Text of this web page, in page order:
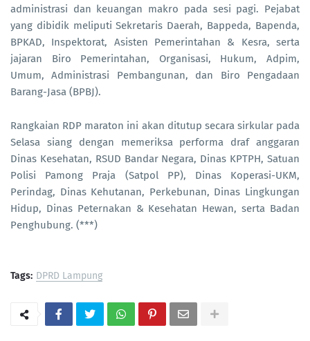
administrasi dan keuangan makro pada sesi pagi. Pejabat
yang dibidik meliputi Sekretaris Daerah, Bappeda, Bapenda,
BPKAD, Inspektorat, Asisten Pemerintahan & Kesra, serta
jajaran Biro Pemerintahan, Organisasi, Hukum, Adpim,
Umum, Administrasi Pembangunan, dan Biro Pengadaan
Barang-Jasa (BPBJ).
Rangkaian RDP maraton ini akan ditutup secara sirkular pada
Selasa siang dengan memeriksa performa draf anggaran
Dinas Kesehatan, RSUD Bandar Negara, Dinas KPTPH, Satuan
Polisi Pamong Praja (Satpol PP), Dinas Koperasi-UKM,
Perindag, Dinas Kehutanan, Perkebunan, Dinas Lingkungan
Hidup, Dinas Peternakan & Kesehatan Hewan, serta Badan
Penghubung. (***)
Tags: DPRD Lampung